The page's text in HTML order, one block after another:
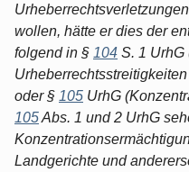
wollen, hätte er dies der
folgend in § 104 S. 1
oder § 105 UrhG
105Abs. 1 und 2 UrhG
Landgerichte und